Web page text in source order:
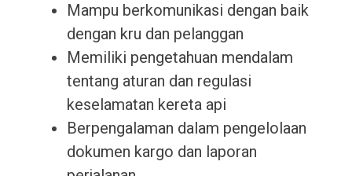
Mampu berkomunikasi dengan baik
dengan kru dan pelanggan
Memiliki pengetahuan mendalam
tentang aturan dan regulasi
keselamatan kereta api
Berpengalaman dalam pengelolaan
dokumen kargo dan laporan